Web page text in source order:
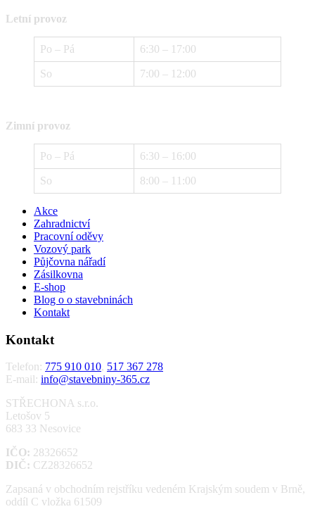
Letní provoz
Po – Pá 6:30 – 17:00
So 7:00 – 12:00
Zimní provoz
Po – Pá 6:30 – 16:00
So 8:00 – 11:00
Akce
Zahradnictví
Pracovní oděvy
Vozový park
Půjčovna nářadí
Zásilkovna
E-shop
Blog o o stavebninách
Kontakt
Kontakt
Telefon: 775 910 010, 517 367 278
E-mail: info@stavebniny-365.cz
STŘECHONA s.r.o.
Letošov 5
683 33 Nesovice
IČO: 28326652
DIČ: CZ28326652
Zapsaná v obchodním rejstříku vedeném Krajským soudem v Brně,
oddíl C vložka 61509